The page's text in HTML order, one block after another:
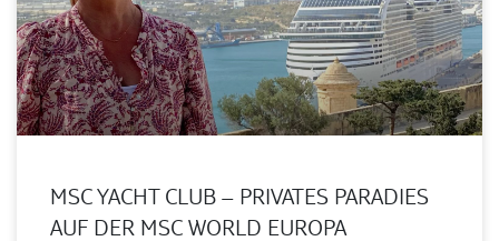
MSC YACHT CLUB – PRIVATES PARADIES
AUF DER MSC WORLD EUROPA